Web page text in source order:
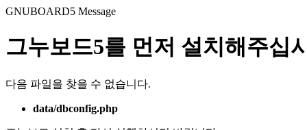
GNUBOARD5 Message
그누보드5를 먼저 설치해주십
다음 파일을 찾을 수 없습니다.
data/dbconfig.php